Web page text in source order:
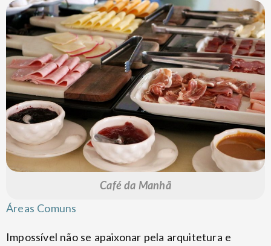
Café da Manhã
Áreas Comuns
Impossível não se apaixonar pela arquitetura e